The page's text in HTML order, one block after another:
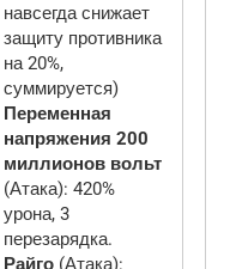
навсегда снижает
защиту противника
на 20%,
суммируется)
Переменная
напряжения 200
миллионов вольт
(Атака): 420%
урона, 3
перезарядка.
Райго (Атака):